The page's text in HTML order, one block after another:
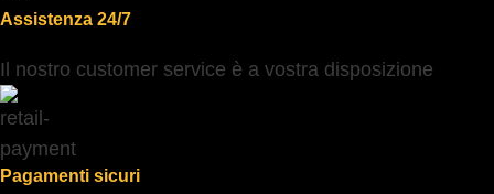
Assistenza 24/7
Il nostro customer service è a vostra disposizione
Pagamenti sicuri